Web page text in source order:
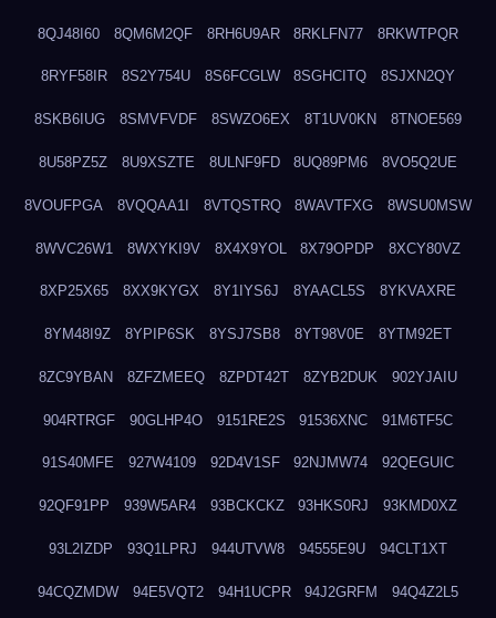
8QJ48I60 8QM6M2QF 8RH6U9AR 8RKLFN77 8RKWTPQR
8RYF58IR 8S2Y754U 8S6FCGLW 8SGHCITQ 8SJXN2QY
8SKB6IUG 8SMVFVDF 8SWZO6EX 8T1UV0KN 8TNOE569
8U58PZ5Z 8U9XSZTE 8ULNF9FD 8UQ89PM6 8VO5Q2UE
8VOUFPGA 8VQQAA1I 8VTQSTRQ 8WAVTFXG 8WSU0MSW
8WVC26W1 8WXYKI9V 8X4X9YOL 8X79OPDP 8XCY80VZ
8XP25X65 8XX9KYGX 8Y1IYS6J 8YAACL5S 8YKVAXRE
8YM48I9Z 8YPIP6SK 8YSJ7SB8 8YT98V0E 8YTM92ET
8ZC9YBAN 8ZFZMEEQ 8ZPDT42T 8ZYB2DUK 902YJAIU
904RTRGF 90GLHP4O 9151RE2S 91536XNC 91M6TF5C
91S40MFE 927W4109 92D4V1SF 92NJMW74 92QEGUIC
92QF91PP 939W5AR4 93BCKCKZ 93HKS0RJ 93KMD0XZ
93L2IZDP 93Q1LPRJ 944UTVW8 94555E9U 94CLT1XT
94CQZMDW 94E5VQT2 94H1UCPR 94J2GRFM 94Q4Z2L5